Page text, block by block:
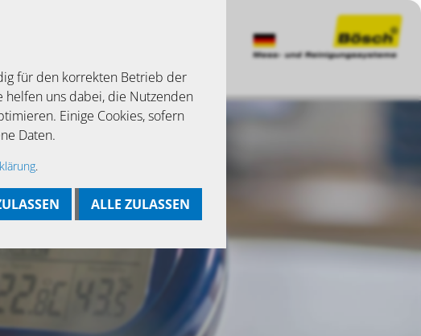
für den korrekten Betrieb der
helfen uns dabei, die Nutzenden
Einige Cookies, sofern
Daten.
.
ALLE ZULASSEN